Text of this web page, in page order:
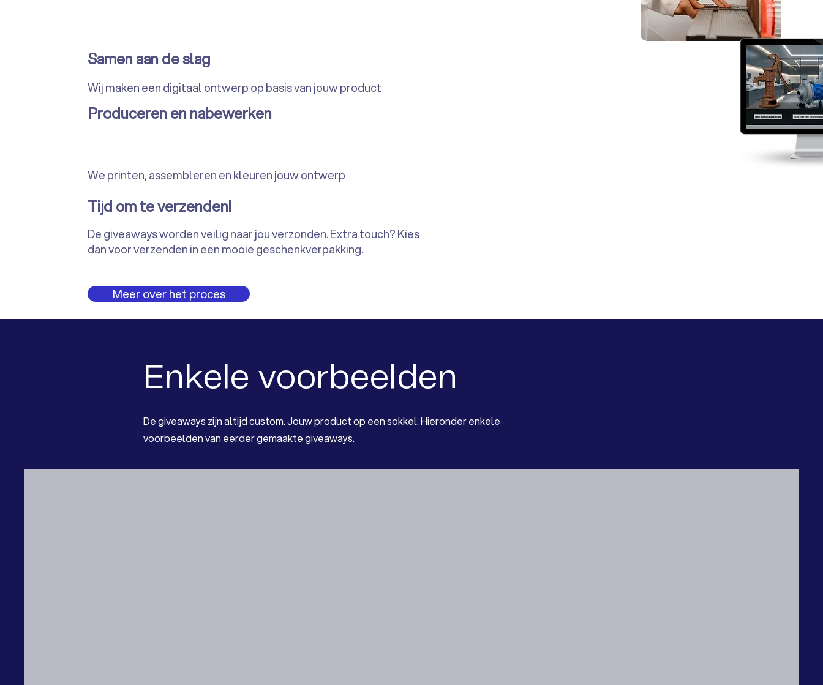
Samen aan de slag
Wij maken een digitaal ontwerp op basis van jouw product
Produceren en nabewerken
We printen, assembleren en kleuren jouw ontwerp
Tijd om te verzenden!
De giveaways worden veilig naar jou verzonden. Extra touch? Kies
dan voor verzenden in een mooie geschenkverpakking.
Meer over het proces
Enkele voorbeelden
De giveaways zijn altijd custom. Jouw product op een sokkel. Hieronder enkele
voorbeelden van eerder gemaakte giveaways.